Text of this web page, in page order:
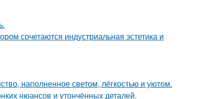
сочетаются индустриальная эстетика и
наполненное светом, лёгкостью и уютом.
нюансов и утончённых деталей.